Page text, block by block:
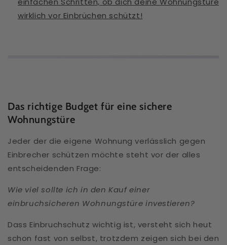
wirklich vor Einbrüchen schützt!
Das richtige Budget für eine sichere
Wohnungstüre
Jeder der die eigene Wohnung verlässlich gegen
Einbrecher schützen möchte steht vor der alles
entscheidenden Frage:
Wie viel sollte ich in den Kauf einer
einbruchsicheren Wohnungstüre investieren?
Dass Einbruchschutz wichtig ist, versteht sich heut
schon fast von selbst, trotzdem zeigen sich bei den